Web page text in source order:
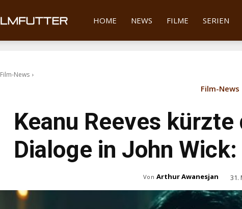
Filmfutter
HOME NEWS FILME SERIEN
Film-News
Film-News
Keanu Reeves
Dialoge in John
Von Arthur Awanesjan 31.